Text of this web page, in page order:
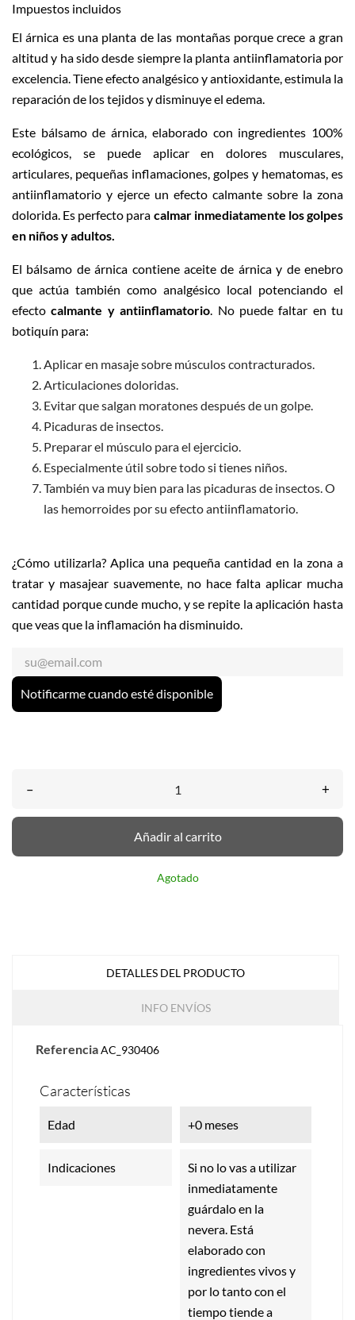
Impuestos incluidos
El árnica es una planta de las montañas porque crece a gran
altitud y ha sido desde siempre la planta antiinflamatoria por
excelencia. Tiene efecto analgésico y antioxidante, estimula la
reparación de los tejidos y disminuye el edema.
Este bálsamo de árnica, elaborado con ingredientes 100%
ecológicos, se puede aplicar en dolores musculares,
articulares, pequeñas inflamaciones, golpes y hematomas, es
antiinflamatorio y ejerce un efecto calmante sobre la zona
dolorida. Es perfecto para calmar inmediatamente los golpes
en niños y adultos.
El bálsamo de árnica contiene aceite de árnica y de enebro
que actúa también como analgésico local potenciando el
efectocalmante y antiinflamatorio. No puede faltar en tu
botiquín para:
Aplicar en masaje sobre músculos contracturados.
Articulaciones doloridas.
Evitar que salgan moratones después de un golpe.
Picaduras de insectos.
Preparar el músculo para el ejercicio.
Especialmente útil sobre todo si tienes niños.
También va muy bien para las picaduras de insectos. O
las hemorroides por su efecto antiinflamatorio.
¿Cómo utilizarla? Aplica una pequeña cantidad en la zona a
tratar y masajear suavemente, no hace falta aplicar mucha
cantidad porque cunde mucho, y se repite la aplicación hasta
que veas que la inflamación ha disminuido.
Notificarme cuando esté disponible
– +
Añadir al carrito
Agotado
DETALLES DEL PRODUCTO
INFO ENVÍOS
ReferenciaAC_930406
Características
Edad +0 meses
Indicaciones
Si no lo vas a utilizar
inmediatamente
guárdalo en la
nevera. Está
elaborado con
ingredientes vivos y
por lo tanto con el
tiempo tiende a